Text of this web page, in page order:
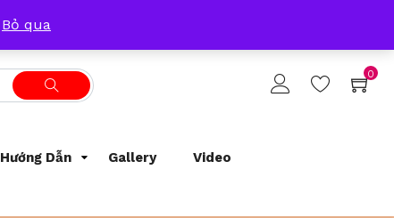
0
Hướng Dẫn Gallery Video
Bỏ qua